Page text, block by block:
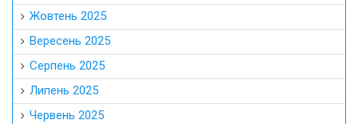
Жовтень 2025
Вересень 2025
Серпень 2025
Липень 2025
Червень 2025